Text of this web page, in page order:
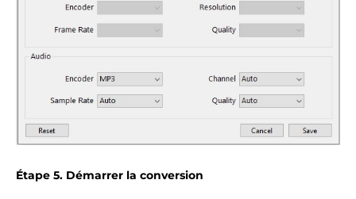
Étape 5. Démarrer la conversion